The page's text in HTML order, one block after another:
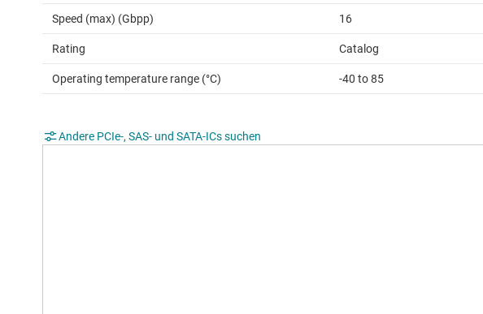
Speed (max) (Gbpp) 16
Rating Catalog
Operating temperature range (°C) -40 to 85
Andere PCIe-, SAS- und SATA-ICs suchen